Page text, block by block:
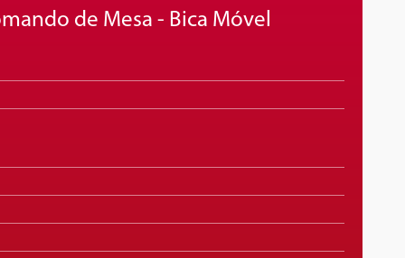
de Mesa - Bica Móvel